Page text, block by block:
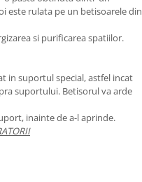
este rulata pe un betisoarele din
si purificarea spatiilor.
in suportul special, astfel incat
suportului. Betisorul va arde
inainte de a-l aprinde.